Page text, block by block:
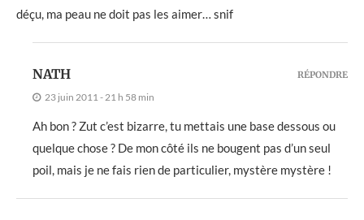
déçu, ma peau ne doit pas les aimer… snif
NATH
23 juin 2011 - 21 h 58 min
Ah bon ? Zut c’est bizarre, tu mettais une base dessous ou
quelque chose ? De mon côté ils ne bougent pas d’un seul
poil, mais je ne fais rien de particulier, mystère mystère !
RÉPONDRE